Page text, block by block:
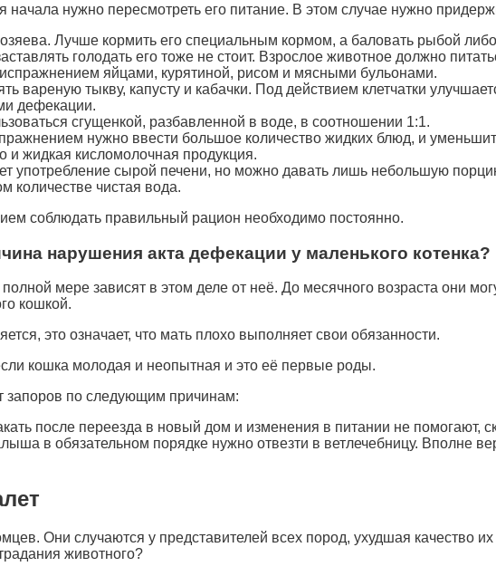
нужно пересмотреть его питание. В этом случае нужно
Лучше кормить его специальным кормом, а баловать рыбой
голодать его тоже не стоит. Взрослое животное должно
яйцами, курятиной, рисом и мясными бульонами.
вареную тыкву, капусту и кабачки. Под действием клетчатки
дефекации.
сгущенкой, разбавленной в воде, в соотношении 1:1.
нужно ввести большое количество жидких блюд, и
и жидкая кисломолочная продукция.
употребление сырой печени, но можно давать лишь небольшую
количестве чистая вода.
соблюдать правильный рацион необходимо постоянно.
нарушения акта дефекации у маленького котенка?
мере зависят в этом деле от неё. До месячного возраста они
кошкой.
это означает, что мать плохо выполняет свои обязанности.
кошка молодая и неопытная и это её первые роды.
запоров по следующим причинам:
после переезда в новый дом и изменения в питании не помогают,
в обязательном порядке нужно отвезти в ветлечебницу. Вполне
Они случаются у представителей всех пород, ухудшая качество
животного?